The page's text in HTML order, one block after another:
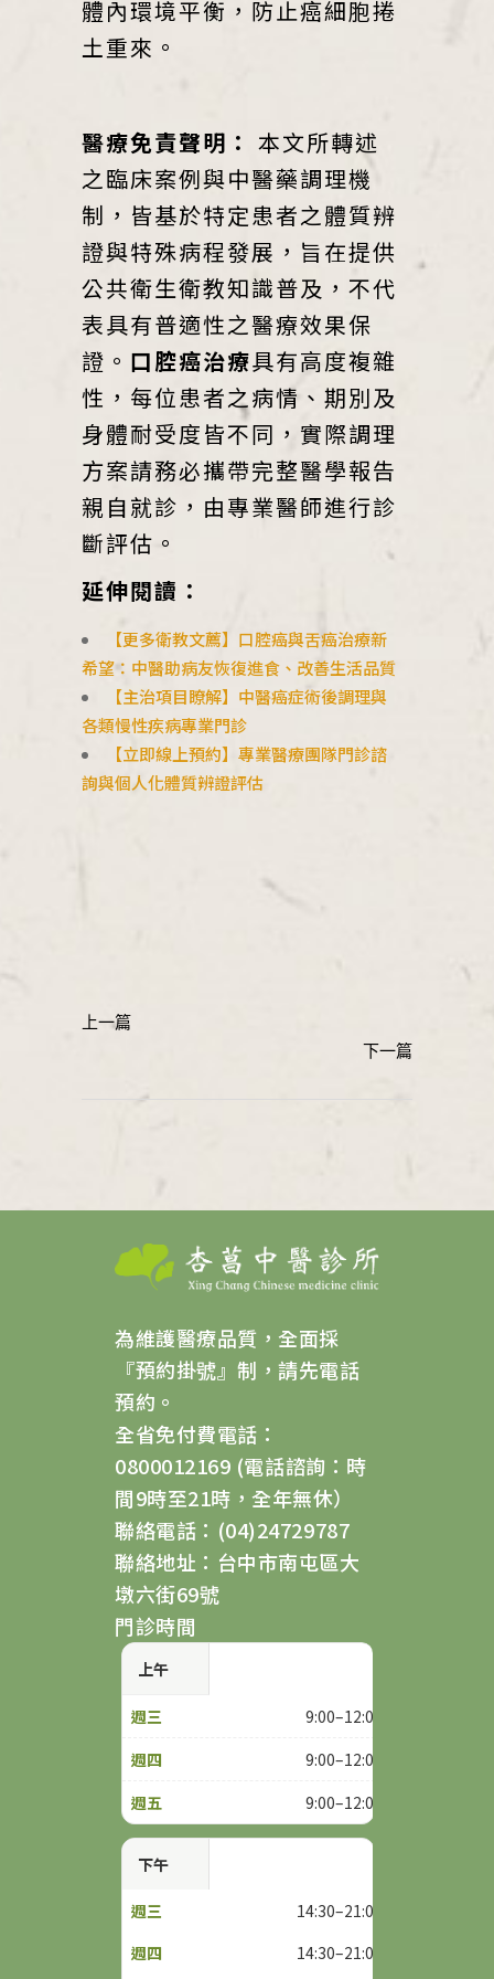
體內環境平衡，防止癌細胞捲
土重來。
醫療免責聲明： 本文所轉述
之臨床案例與中醫藥調理機
制，皆基於特定患者之體質辨
證與特殊病程發展，旨在提供
公共衛生衛教知識普及，不代
表具有普適性之醫療效果保
證。 口腔癌治療具有高度複雜
性，每位患者之病情、期別及
身體耐受度皆不同，實際調理
方案請務必攜帶完整醫學報告
親自就診，由專業醫師進行診
斷評估。
延伸閱讀：
【更多衛教文薦】 口腔癌與舌癌治療新
希望：中醫助病友恢復進食、改善生活品質
【主治項目瞭解】中醫癌症術後調理與
各類慢性疾病專業門診
【立即線上預約】專業醫療團隊門診諮
詢與個人化體質辨證評估
為維護醫療品質，全面採
『預約掛號』制，請先電話
預約。
全省免付費電話：
0800012169 (電話諮詢：時
間9時至21時，全年無休）
聯絡電話：(04)24729787
聯絡地址：台中市南屯區大
墩六街69號
門診時間
上午
9:00–12:00
9:00–12:00
9:00–12:00
下午
14:30–21:00
14:30–21:00